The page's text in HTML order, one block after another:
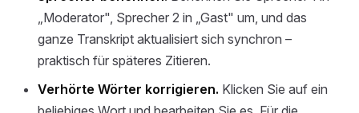
„Moderator", Sprecher 2 in „Gast" um, und das
ganze Transkript aktualisiert sich synchron –
praktisch für späteres Zitieren.
Verhörte Wörter korrigieren. Klicken Sie auf ein